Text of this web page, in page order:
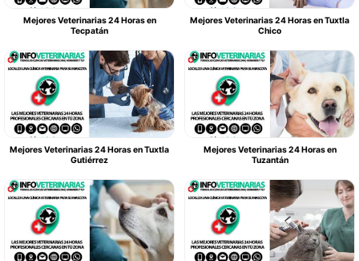
Mejores Veterinarias 24 Horas en
Tecpatán
Mejores Veterinarias 24 Horas en Tuxtla
Chico
Mejores Veterinarias 24 Horas en Tuxtla
Gutiérrez
Mejores Veterinarias 24 Horas en
Tuzantán